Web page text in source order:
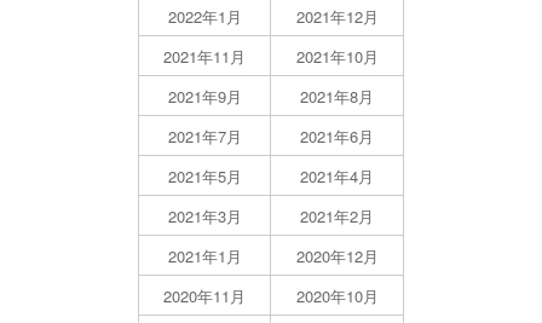
2022年1月
2021年12月
2021年11月
2021年10月
2021年9月
2021年8月
2021年7月
2021年6月
2021年5月
2021年4月
2021年3月
2021年2月
2021年1月
2020年12月
2020年11月
2020年10月